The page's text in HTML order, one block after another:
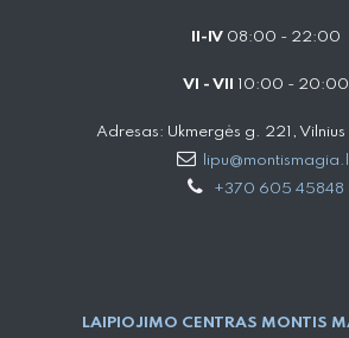
II-IV 08:00 - 22:00
VI - VII 10:00 - 20:00
Adresas: Ukmergės g. 221, Vilnius
+370 605 45848
LAIPIOJIMO CENTRAS MONTIS